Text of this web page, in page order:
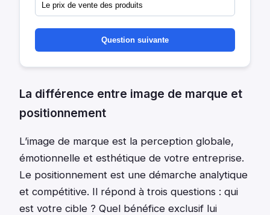
Le prix de vente des produits
Question suivante
La différence entre image de marque et
positionnement
L’image de marque est la perception globale,
émotionnelle et esthétique de votre entreprise.
Le positionnement est une démarche analytique
et compétitive. Il répond à trois questions : qui
est votre cible ? Quel bénéfice exclusif lui